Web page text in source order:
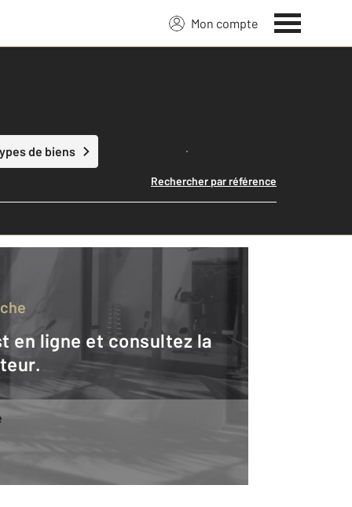
Mon compte
de biens Lancer ma recherche
Rechercher par référence